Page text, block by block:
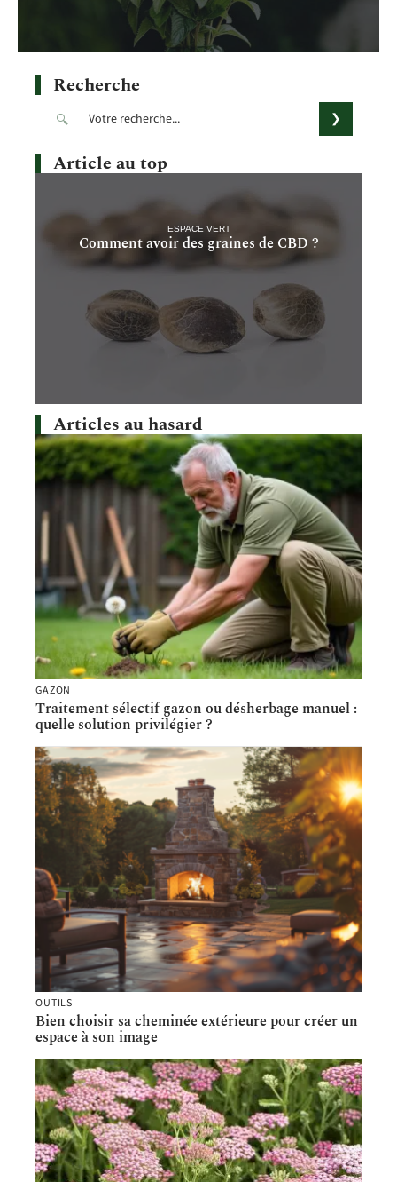
Recherche
Article au top
ESPACE VERT
Comment avoir des graines de CBD ?
Articles au hasard
GAZON
Traitement sélectif gazon ou désherbage manuel :
quelle solution privilégier ?
OUTILS
Bien choisir sa cheminée extérieure pour créer un
espace à son image